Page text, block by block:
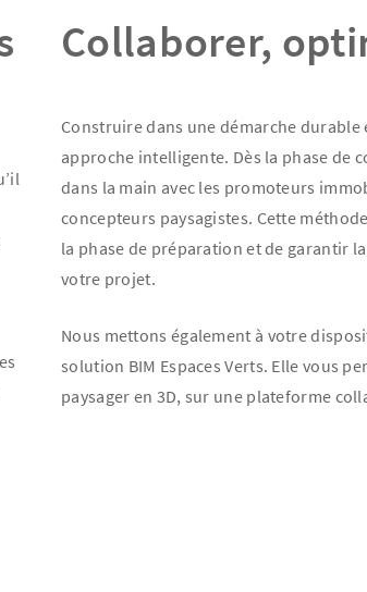
Collaborer,
Construire dans une démarche
approche intelligente. Dès la phase de
dans la main avec les promoteurs
concepteurs paysagistes. Cette
la phase de préparation et de garantir
votre projet.
Nous mettons également à votre
solution BIM Espaces Verts. Elle vous
paysager en 3D, sur une plateforme